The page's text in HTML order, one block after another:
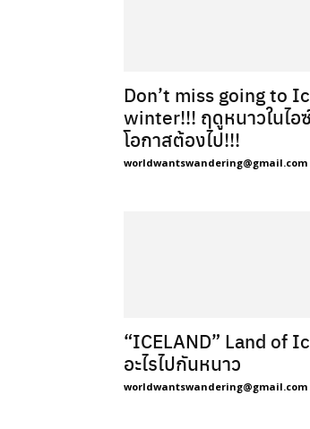
Don’t miss going to
winter!!! ฤดูหนาวในไอ
โอกาสต้องไป!!!
worldwantswandering@gmail.com
“ICELAND” Land of
อะไรไปกันหนาว
worldwantswandering@gmail.com